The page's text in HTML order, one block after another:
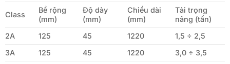
Class
Bề rộng
(mm)
Độ dày
(mm)
Chiều dài
(mm)
Tải trọng
nâng (tấn)
2A
125 45 1220
1,5 ÷ 2,5
3A
125 45 1220
3,0 ÷ 3,5